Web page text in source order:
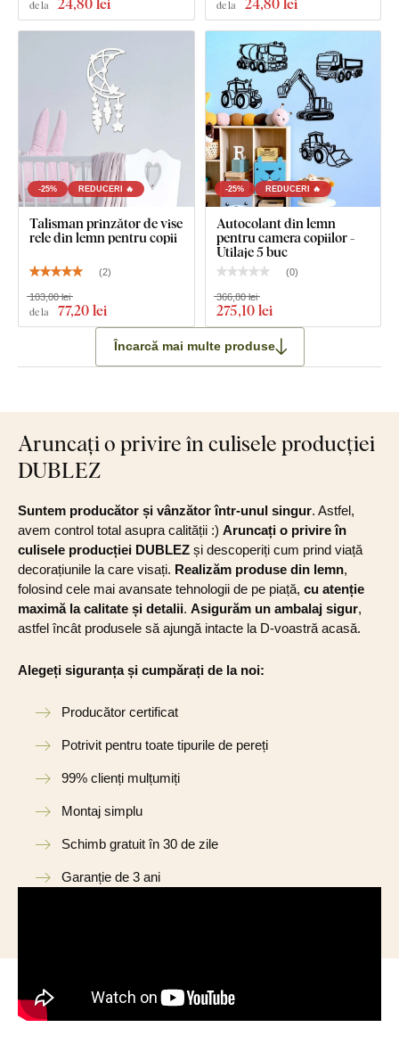
Notă: Dimensiunile date sunt dimensiunile după lipirea pe
perete ca în ilustrație.
de la de la
-25% REDUCERI 🔥
Talisman prinzător de vise
rele din lemn pentru copii
(2)
de la 77,20 lei
103,00 lei
-25% REDUCERI 🔥
Autocolant din lemn
pentru camera copiilor -
Utilaje 5 buc
(0)
275,10 lei
366,80 lei
Încarcă mai multe produse
Aruncați o privire în culisele producției
DUBLEZ
Suntem producător și vânzător într-unul singur. Astfel,
avem control total asupra calității :) Aruncați o privire în
culisele producției DUBLEZ și descoperiți cum prind viață
decorațiunile la care visați. Realizăm produse din lemn,
folosind cele mai avansate tehnologii de pe piață, cu atenție
maximă la calitate și detalii. Asigurăm un ambalaj sigur,
astfel încât produsele să ajungă intacte la D-voastră acasă.
Alegeți siguranța și cumpărați de la noi:
Producător certificat
Potrivit pentru toate tipurile de pereți
99% clienți mulțumiți
Montaj simplu
Schimb gratuit în 30 de zile
Garanție de 3 ani